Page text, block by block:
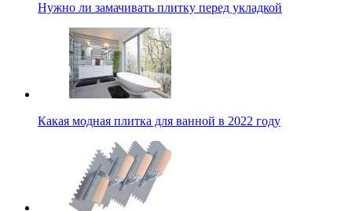
Нужно ли замачивать плитку перед укладкой
Какая модная плитка для ванной в 2022 году